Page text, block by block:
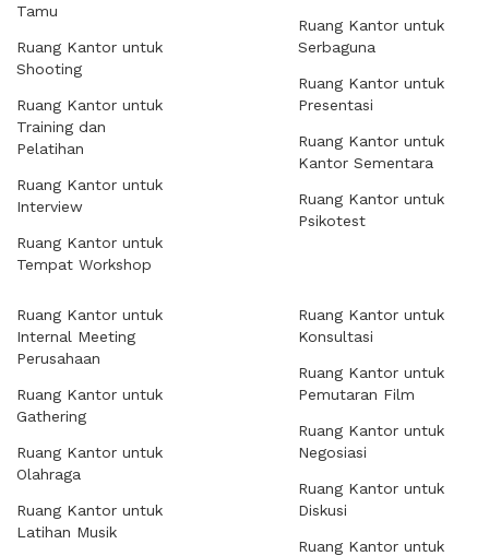
Tamu
Ruang Kantor untuk
Shooting
Ruang Kantor untuk
Training dan
Pelatihan
Ruang Kantor untuk
Interview
Ruang Kantor untuk
Tempat Workshop
Ruang Kantor untuk
Serbaguna
Ruang Kantor untuk
Presentasi
Ruang Kantor untuk
Kantor Sementara
Ruang Kantor untuk
Psikotest
Ruang Kantor untuk
Internal Meeting
Perusahaan
Ruang Kantor untuk
Gathering
Ruang Kantor untuk
Olahraga
Ruang Kantor untuk
Latihan Musik
Ruang Kantor untuk
Konsultasi
Ruang Kantor untuk
Pemutaran Film
Ruang Kantor untuk
Negosiasi
Ruang Kantor untuk
Diskusi
Ruang Kantor untuk